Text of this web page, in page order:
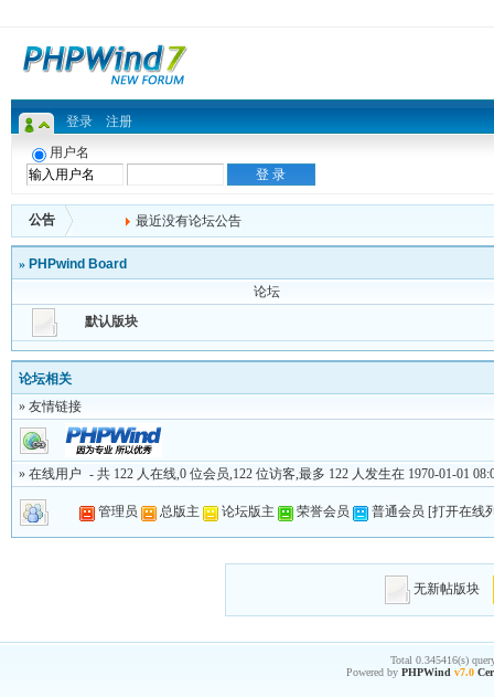
登录 注册
用户名
公告 最近没有论坛公告
» PHPwind Board
论坛
默认版块
论坛相关
» 友情链接
» 在线用户 - 共 122 人在线,0 位会员,122 位访客,最多 122 人发生在 1970-01-01
管理员 总版主 论坛版主 荣誉会员 普通会员 [打开在线
无新帖版块
Total 0.345416(s)
Powered by PHPWind v7.0